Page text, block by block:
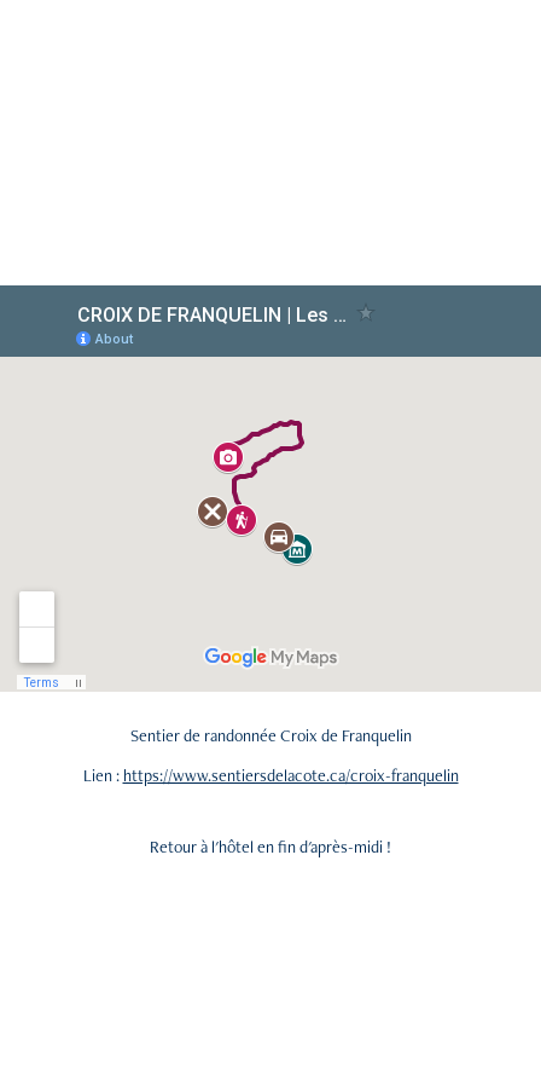
Sentier de randonnée Croix de Franquelin
Lien : https://www.sentiersdelacote.ca/croix-franquelin
Retour à l'hôtel en fin d'après-midi !